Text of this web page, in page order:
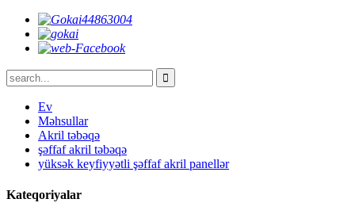
Ev
Məhsullar
Akril təbəqə
şəffaf akril təbəqə
yüksək keyfiyyətli şəffaf akril panellər
Kateqoriyalar